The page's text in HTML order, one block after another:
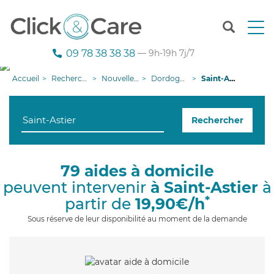
T
n
g
i
09 78 38 38 38 — 9h-19h 7j/7
Accueil Recherche aide à domicile Nouvelle-Aquitaine Dordogne Saint-Astier
Rechercher
79 aides à domicile
peuvent intervenir à Saint-Astierà
partir de 19,90€/h*
Sous réserve de leur disponibilité au moment de la demande